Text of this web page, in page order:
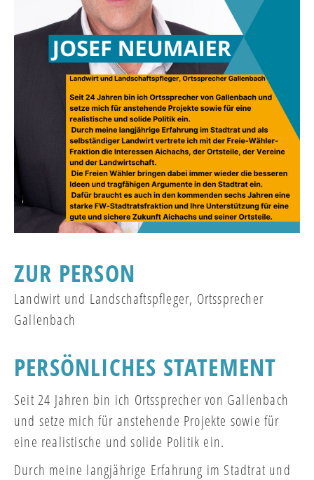
ZUR PERSON
Landwirt und Landschaftspfleger, Ortssprecher
Gallenbach
PERSÖNLICHES STATEMENT
Seit 24 Jahren bin ich Ortssprecher von Gallenbach
und setze mich für anstehende Projekte sowie für
eine realistische und solide Politik ein.
Durch meine langjährige Erfahrung im Stadtrat und